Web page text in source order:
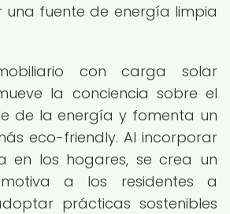
una fuente de energía limpia
con carga solar
la conciencia sobre el
de la energía y fomenta un
eco-friendly. Al incorporar
en los hogares, se crea un
a los residentes a
prácticas sostenibles